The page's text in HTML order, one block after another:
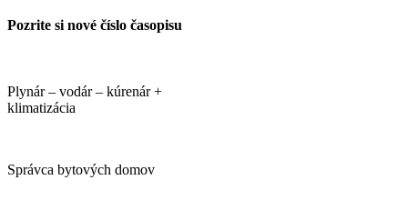
Pozrite si nové číslo časopisu
Plynár – vodár – kúrenár +
klimatizácia
Správca bytových domov